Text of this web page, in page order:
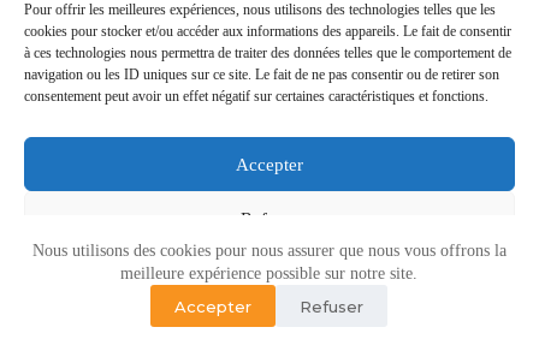
Pour offrir les meilleures expériences, nous utilisons des technologies telles que les
cookies pour stocker et/ou accéder aux informations des appareils. Le fait de consentir
à ces technologies nous permettra de traiter des données telles que le comportement de
navigation ou les ID uniques sur ce site. Le fait de ne pas consentir ou de retirer son
consentement peut avoir un effet négatif sur certaines caractéristiques et fonctions.
Accepter
Refuser
Voir les préférences
Politique de cookiesPolitique de confidentialité
Nous utilisons des cookies pour nous assurer que nous vous offrons la
meilleure expérience possible sur notre site.
Accepter Refuser
Ecran 24" Dahua B200S Full HD (Noir) - DHI-
LM24-B200S
LM24-B200S